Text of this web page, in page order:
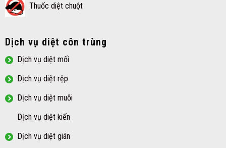
Thuốc diệt chuột
Dịch vụ diệt côn trùng
Dịch vụ diệt mối
Dịch vụ diệt rệp
Dịch vụ diệt muỗi
Dịch vụ diệt kiến
Dịch vụ diệt gián